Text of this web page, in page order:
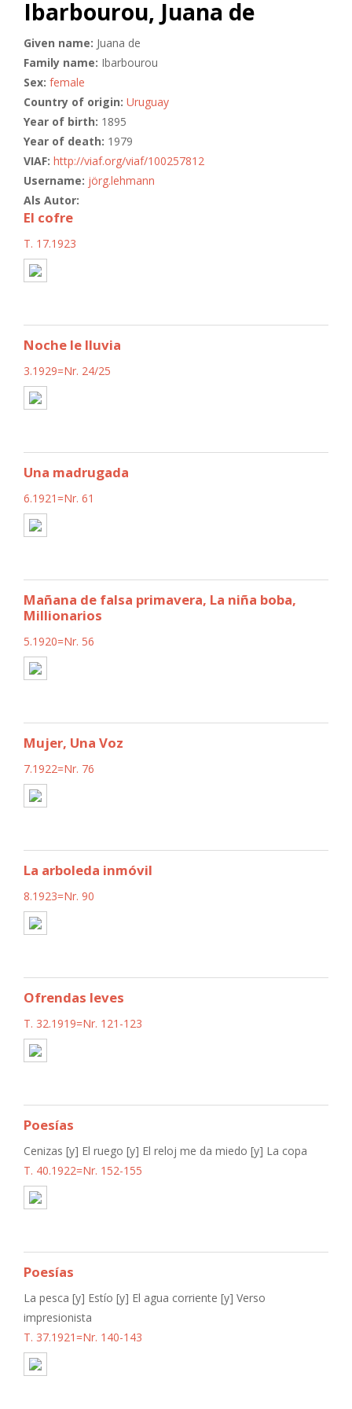
Ibarbourou, Juana de
Given name: Juana de
Family name: Ibarbourou
Sex: female
Country of origin: Uruguay
Year of birth: 1895
Year of death: 1979
VIAF: http://viaf.org/viaf/100257812
Username: jörg.lehmann
Als Autor:
El cofre
T. 17.1923
Noche le lluvia
3.1929=Nr. 24/25
Una madrugada
6.1921=Nr. 61
Mañana de falsa primavera, La niña boba,
Millionarios
5.1920=Nr. 56
Mujer, Una Voz
7.1922=Nr. 76
La arboleda inmóvil
8.1923=Nr. 90
Ofrendas leves
T. 32.1919=Nr. 121-123
Poesías
Cenizas [y] El ruego [y] El reloj me da miedo [y] La copa
T. 40.1922=Nr. 152-155
Poesías
La pesca [y] Estío [y] El agua corriente [y] Verso
impresionista
T. 37.1921=Nr. 140-143